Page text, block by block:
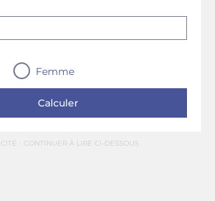
Femme
- CONTINUER À LIRE CI-DESSOUS